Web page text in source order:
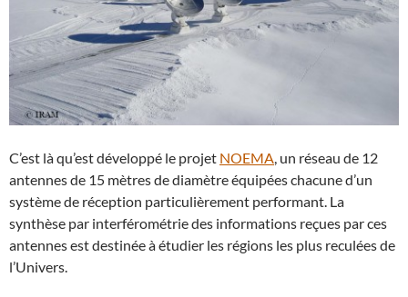
C’est là qu’est développé le projet NOEMA, un réseau de 12
antennes de 15 mètres de diamètre équipées chacune d’un
système de réception particulièrement performant. La
synthèse par interférométrie des informations reçues par ces
antennes est destinée à étudier les régions les plus reculées de
l’Univers.